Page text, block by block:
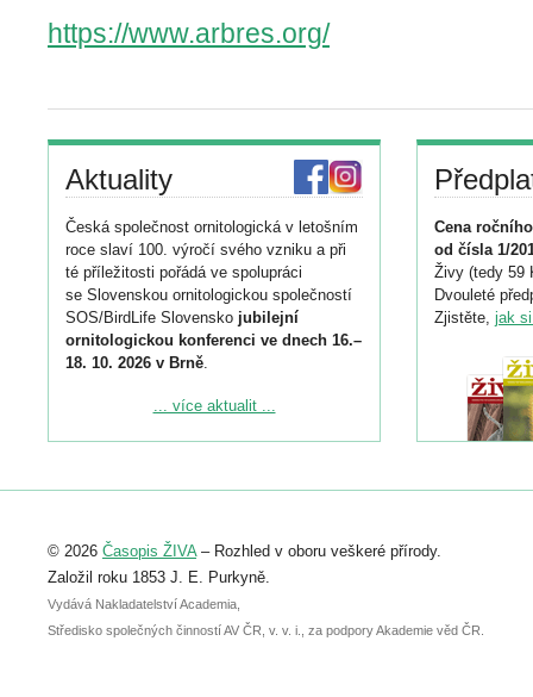
https://www.arbres.org/
Aktuality
Česká společnost ornitologická v letošním
roce slaví 100. výročí svého vzniku a při
té příležitosti pořádá ve spolupráci
se Slovenskou ornitologickou společností
SOS/BirdLife Slovensko jubilejní
ornitologickou konferenci ve dnech 16.–
18. 10. 2026 v Brně.
Podrobnější informace ke konferenci
Registrovat se můžete do 6. září.
abstraktu přihlášené přednášky nebo
posteru je už 30. června.
... více aktualit ...
Cena
od čísla 1/
Živy (tedy 59
Dvouleté
Zjistěte, jak
© 2026 Časopis ŽIVA– Rozhled v oboru veškeré přírody.
Založil roku 1853 J. E. Purkyně.
Vydává Nakladatelství Academia,
Středisko společných činností AV ČR, v. v. i., za podpory Akademie věd ČR.